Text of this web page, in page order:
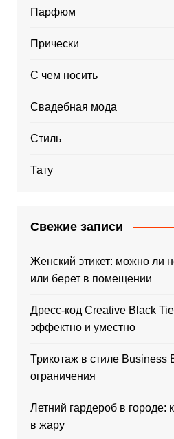
Парфюм
Прически
С чем носить
Свадебная мода
Стиль
Тату
Свежие записи
Женский этикет: можно ли
или берет в помещении
Дресс-код Creative Black
эффектно и уместно
Трикотаж в стиле Business
ограничения
Летний гардероб в городе:
в жару